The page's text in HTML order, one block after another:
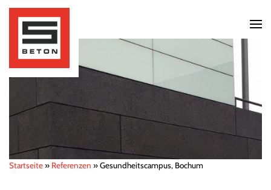
Startseite» Referenzen »Gesundheitscampus, Bochum